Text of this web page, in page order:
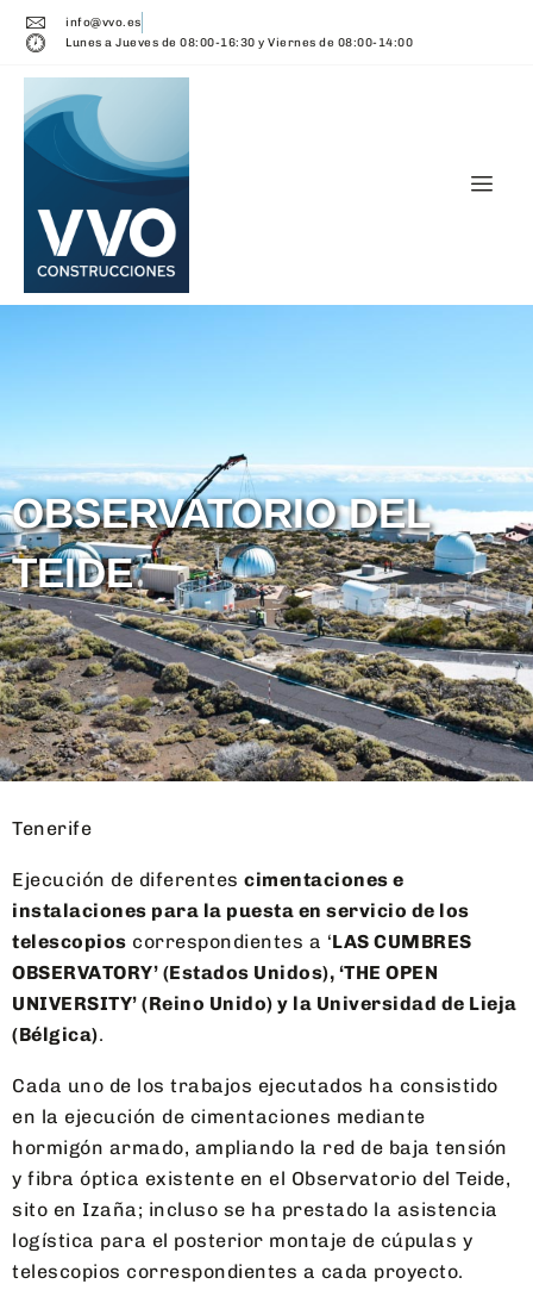
info@vvo.es
Lunes a Jueves de 08:00-16:30 y Viernes de 08:00-14:00
OBSERVATORIO DEL
TEIDE
Tenerife
Ejecución de diferentes cimentaciones e
instalaciones para la puesta en servicio de los
telescopios correspondientes a ‘LAS CUMBRES
OBSERVATORY’ (Estados Unidos), ‘THE OPEN
UNIVERSITY’ (Reino Unido) y la Universidad de Lieja
(Bélgica).
Cada uno de los trabajos ejecutados ha consistido
en la ejecución de cimentaciones mediante
hormigón armado, ampliando la red de baja tensión
y fibra óptica existente en el Observatorio del Teide,
sito en Izaña; incluso se ha prestado la asistencia
logística para el posterior montaje de cúpulas y
telescopios correspondientes a cada proyecto.